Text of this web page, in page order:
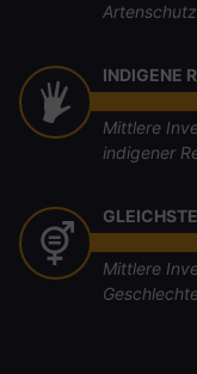
INDIGENE
Mittlere
indigener
Mittlere